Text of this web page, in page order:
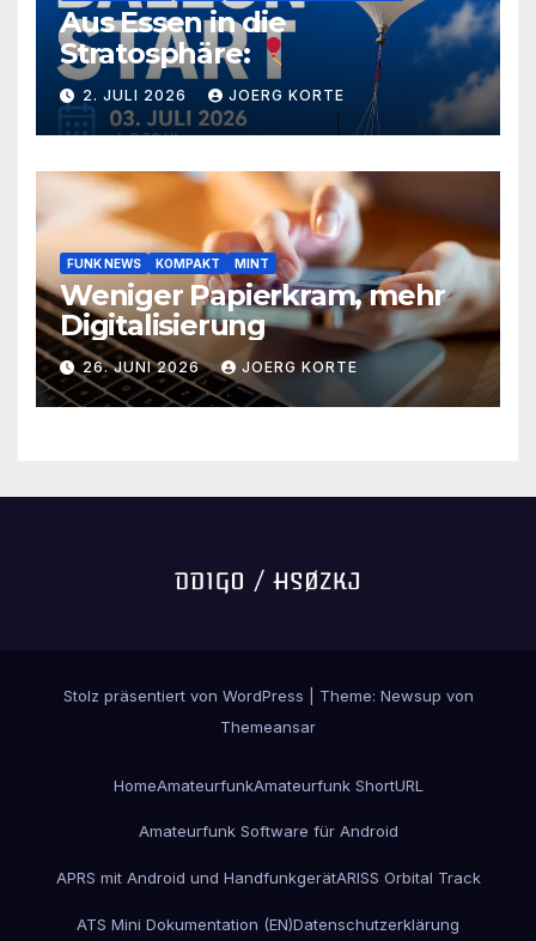
Aus Essen in die
Stratosphäre:
2. JULI 2026 JOERG KORTE
FUNK NEWS KOMPAKT MINT
Weniger Papierkram, mehr
Digitalisierung
26. JUNI 2026 JOERG KORTE
Stolz präsentiert von WordPress Theme: Newsup von
Themeansar
HomeAmateurfunkAmateurfunk ShortURL
Amateurfunk Software für Android
APRS mit Android und HandfunkgerätARISS Orbital Track
ATS Mini Dokumentation (EN)Datenschutzerklärung